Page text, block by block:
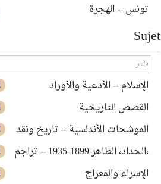
تونس -- الهجرة
Sujet
الإسلام‏ -- ‏الأدعية والأوراد
القصص التاريخية
الموشحات الأندلسية -- تاريخ ونقد
،الحداد، الطاهر 1899-1935 -- تراجم
الإسراء والمعراج